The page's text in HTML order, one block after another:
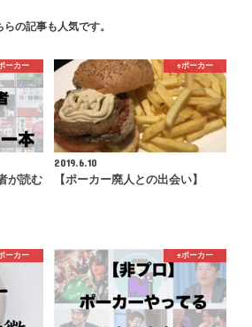
らの記事も人気です。
ーカー
が読む
♠️ポーカー
2019.6.10
【ポーカー廃人との出会い】
ーカー ♠️ポーカー